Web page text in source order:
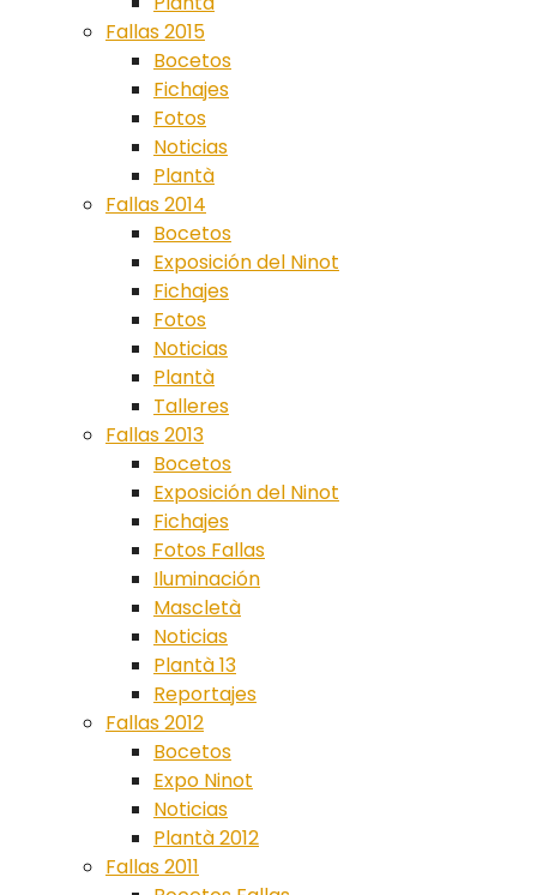
Fallas 2015
Bocetos
Fichajes
Fotos
Noticias
Plantà
Fallas 2014
Bocetos
Exposición del Ninot
Fichajes
Fotos
Noticias
Plantà
Talleres
Fallas 2013
Bocetos
Exposición del Ninot
Fichajes
Fotos Fallas
Iluminación
Mascletà
Noticias
Plantà 13
Reportajes
Fallas 2012
Bocetos
Expo Ninot
Noticias
Plantà 2012
Fallas 2011